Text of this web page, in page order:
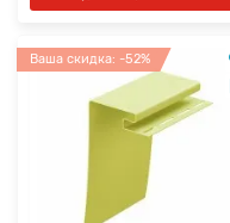
Ваша скидка: -52%